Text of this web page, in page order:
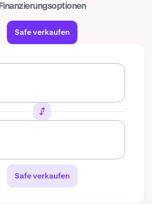
Finanzierungsoptionen
Safe verkaufen
Safe verkaufen